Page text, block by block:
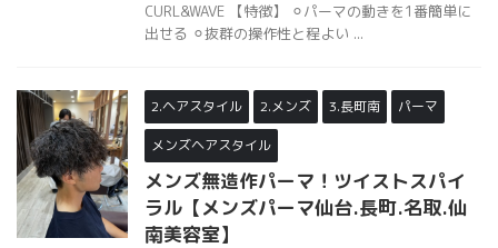
CURL&WAVE 【特徴】 ⚪︎パーマの動きを1番簡単に
出せる ⚪︎抜群の操作性と程よい ...
2.ヘアスタイル 2.メンズ 3.長町南 パーマ
メンズヘアスタイル
メンズ無造作パーマ！ツイストスパイ
ラル【メンズパーマ仙台.長町.名取.仙
南美容室】